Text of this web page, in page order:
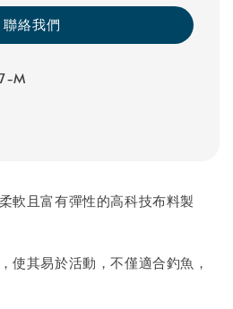
聯絡我們
M
軟且富有彈性的高科技布料製
使其易於活動，不僅適合釣魚，